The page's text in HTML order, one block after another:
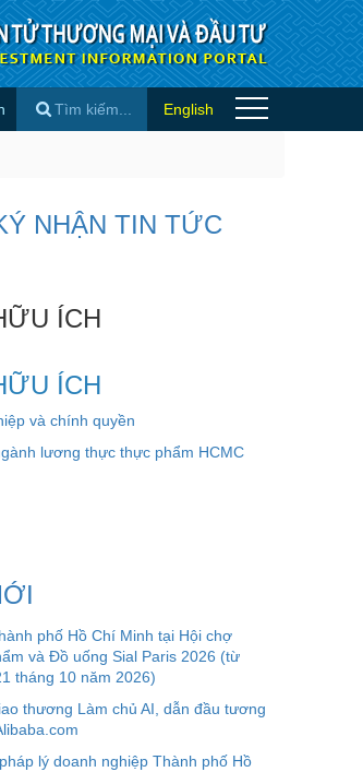
tế English
NHẬN TIN TỨC
ÍCH
ÍCH
và chính quyền
lương thực thực phẩm HCMC
phố Hồ Chí Minh tại Hội chợ
và Đồ uống Sial Paris 2026 (từ
tháng 10 năm 2026)
thương Làm chủ AI, dẫn đầu tương
lý doanh nghiệp Thành phố Hồ